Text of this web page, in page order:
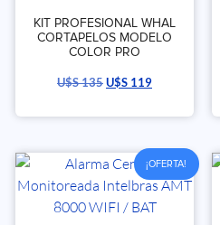
KIT PROFESIONAL WHAL
CORTAPELOS MODELO
COLOR PRO
U$S135U$S 119
¡OFERTA!